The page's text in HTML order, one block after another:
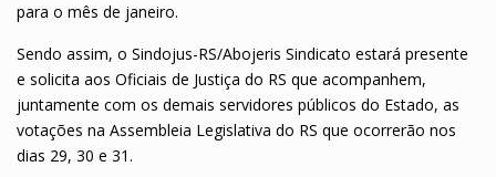
para o mês de janeiro.
Sendo assim, o Sindojus-RS/Abojeris Sindicato estará presente
e solicita aos Oficiais de Justiça do RS que acompanhem,
juntamente com os demais servidores públicos do Estado, as
votações na Assembleia Legislativa do RS que ocorrerão nos
dias 29, 30 e 31.